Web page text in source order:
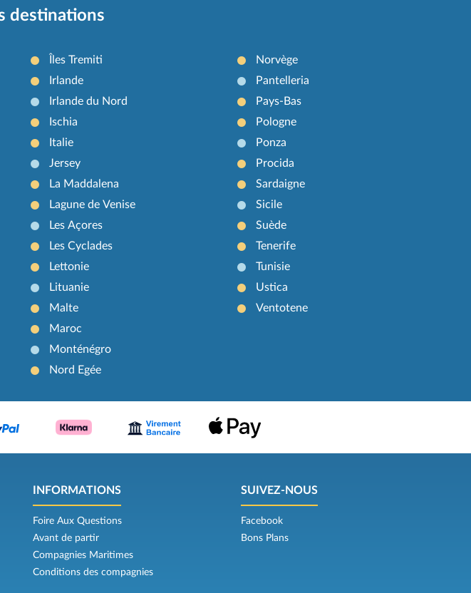
destinations
Îles Tremiti
Irlande
Irlande du Nord
Ischia
Italie
Jersey
La Maddalena
Lagune de Venise
Les Açores
Les Cyclades
Lettonie
Lituanie
Malte
Maroc
Monténégro
Nord Egée
Norvège
Pantelleria
Pays-Bas
Pologne
Ponza
Procida
Sardaigne
Sicile
Suède
Tenerife
Tunisie
Ustica
Ventotene
INFORMATIONS
Foire Aux Questions
Avant de partir
Compagnies Maritimes
Conditions des compagnies
SUIVEZ-NOUS
Facebook
Bons Plans